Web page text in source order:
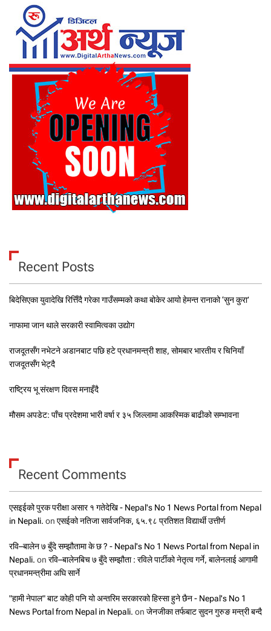
Recent Posts
बिदेसिएका युवादेखि रित्तिँदै गरेका गाउँसम्मको कथा बोकेर आयो हेमन्त रानाको ‘सुन कुरा’
नाफामा जान थाले सरकारी स्वामित्वका उद्योग
राजदूतसँग नभेटने अडानबाट पछि हटे प्रधानमन्त्री शाह, सोमबार भारतीय र चिनियाँ
राजदूतसँग भेट्दै
राष्ट्रिय भू संरक्षण दिवस मनाइँदै
मौसम अपडेट: पाँच प्रदेशमा भारी वर्षा र ३५ जिल्लामा आकस्मिक बाढीको सम्भावना
Recent Comments
एसइईको पुरक परीक्षा असार १ गतेदेखि - Nepal's No 1 News Portal from Nepal
in Nepali. on एसईको नतिजा सार्वजनिक, ६५.९८ प्रतिशत विद्यार्थी उत्तीर्ण
रवि–बालेन ७ बुँदे सम्झौतामा के छ ? - Nepal's No 1 News Portal from Nepal in
Nepali. on रवि–बालेनबिच ७ बुँदे सम्झौता : रविले पार्टीको नेतृत्व गर्ने, बालेनलाई आगामी
प्रधानमन्त्रीमा अघि सार्ने
"हामी नेपाल" बाट कोही पनि यो अन्तरिम सरकारको हिस्सा हुने छैन - Nepal's No 1
News Portal from Nepal in Nepali. on जेनजीका तर्फबाट सुदन गुरुङ मन्त्री बन्दै